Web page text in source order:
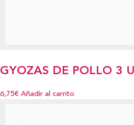
GYOZAS DE POLLO 3
6,75€ Añadir al carrito